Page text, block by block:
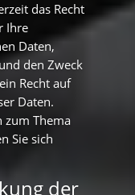
das Recht
Ihre
Daten,
den Zweck
Recht auf
Daten.
zum Thema
Sie sich
der